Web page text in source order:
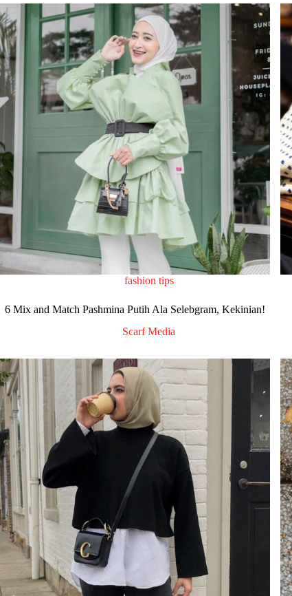
fashion tips
6 Mix and Match Pashmina Putih Ala Selebgram, Kekinian!
Scarf Media